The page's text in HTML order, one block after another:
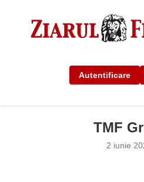
Autentificare
TMF
2 iunie